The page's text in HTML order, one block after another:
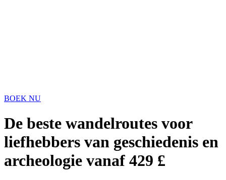
BOEK NU
De beste wandelroutes voor
liefhebbers van geschiedenis en
archeologie vanaf 429 £